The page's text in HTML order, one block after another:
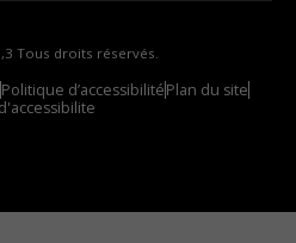
Tous droits réservés.
Politique d’accessibilitéPlan du site